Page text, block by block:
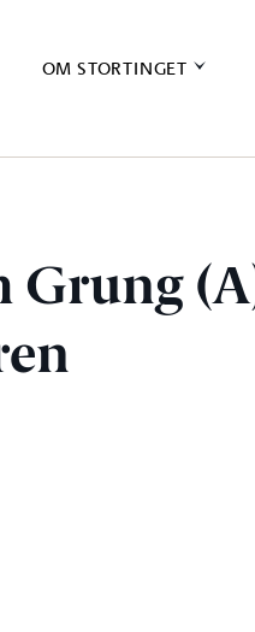
OM STORTINGET
Grung